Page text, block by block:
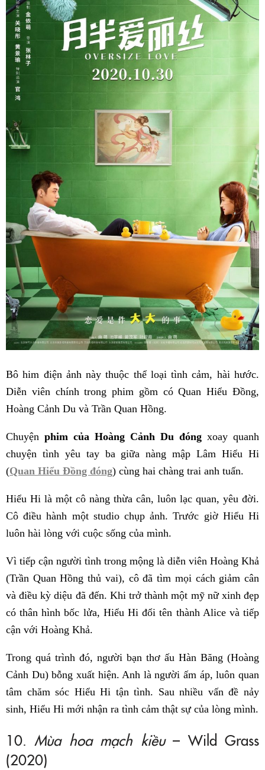
Bô him điện ảnh này thuộc thể loại tình cảm, hài hước.
Diễn viên chính trong phim gồm có Quan Hiểu Đồng,
Hoàng Cảnh Du và Trần Quan Hồng.
Chuyện phim của Hoàng Cảnh Du đóng xoay quanh
chuyện tình yêu tay ba giữa nàng mập Lâm Hiểu Hi
(Quan Hiểu Đồng đóng) cùng hai chàng trai anh tuấn.
Hiểu Hi là một cô nàng thừa cân, luôn lạc quan, yêu đời.
Cô điều hành một studio chụp ảnh. Trước giờ Hiểu Hi
luôn hài lòng với cuộc sống của mình.
Vì tiếp cận người tình trong mộng là diễn viên Hoàng Khả
(Trần Quan Hồng thủ vai), cô đã tìm mọi cách giảm cân
và điều kỳ diệu đã đến. Khi trở thành một mỹ nữ xinh đẹp
có thân hình bốc lửa, Hiểu Hi đổi tên thành Alice và tiếp
cận với Hoàng Khả.
Trong quá trình đó, người bạn thơ ấu Hàn Băng (Hoàng
Cảnh Du) bỗng xuất hiện. Anh là người ấm áp, luôn quan
tâm chăm sóc Hiểu Hi tận tình. Sau nhiều vấn đề nảy
sinh, Hiểu Hi mới nhận ra tình cảm thật sự của lòng mình.
10. Mùa hoa mạch kiều– Wild Grass
(2020)